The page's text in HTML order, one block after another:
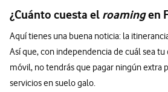
¿Cuánto cuesta el roamingen
Aquí tienes una buena noticia: la
Así que, con independencia de cuál sea
móvil, no tendrás que pagar ningún extra
servicios en suelo galo.